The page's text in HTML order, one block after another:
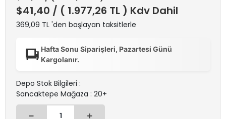
$41,40 / ( 1.977,26 TL ) Kdv Dahil
369,09 TL 'den başlayan taksitlerle
Hafta Sonu Siparişleri, Pazartesi Günü
Kargolanır.
Depo Stok Bilgileri :
Sancaktepe Mağaza : 20+